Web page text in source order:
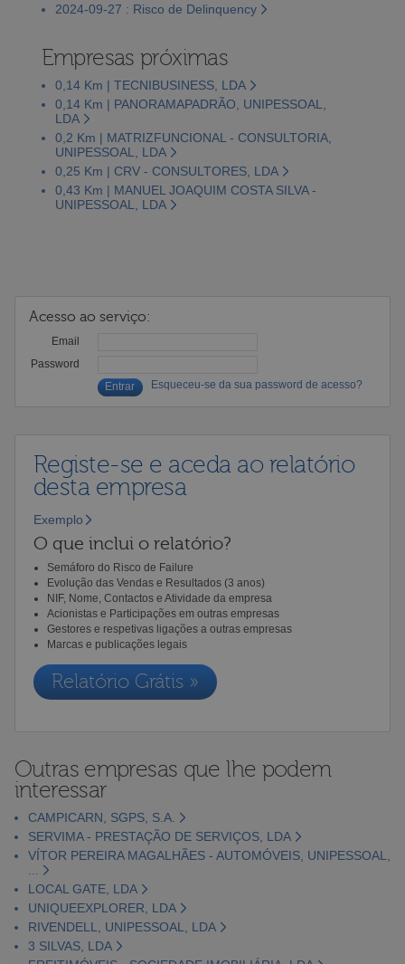
2024-09-27 : Risco de Delinquency
Empresas próximas
0,14 Km | TECNIBUSINESS, LDA
0,14 Km | PANORAMAPADRÃO, UNIPESSOAL,
LDA
0,2 Km | MATRIZFUNCIONAL - CONSULTORIA,
UNIPESSOAL, LDA
0,25 Km | CRV - CONSULTORES, LDA
0,43 Km | MANUEL JOAQUIM COSTA SILVA -
UNIPESSOAL, LDA
Acesso ao serviço:
Email
Password
Esqueceu-se da sua password de acesso?
Registe-se e aceda ao relatório
desta empresa
Exemplo
O que inclui o relatório?
Semáforo do Risco de Failure
Evolução das Vendas e Resultados (3 anos)
NIF, Nome, Contactos e Atividade da empresa
Acionistas e Participações em outras empresas
Gestores e respetivas ligações a outras empresas
Marcas e publicações legais
Relatório Grátis »
Outras empresas que lhe podem
interessar
CAMPICARN, SGPS, S.A.
SERVIMA - PRESTAÇÃO DE SERVIÇOS, LDA
VÍTOR PEREIRA MAGALHÃES - AUTOMÓVEIS, UNIPESSOAL,
LOCAL GATE, LDA
UNIQUEEXPLORER, LDA
RIVENDELL, UNIPESSOAL, LDA
3 SILVAS, LDA